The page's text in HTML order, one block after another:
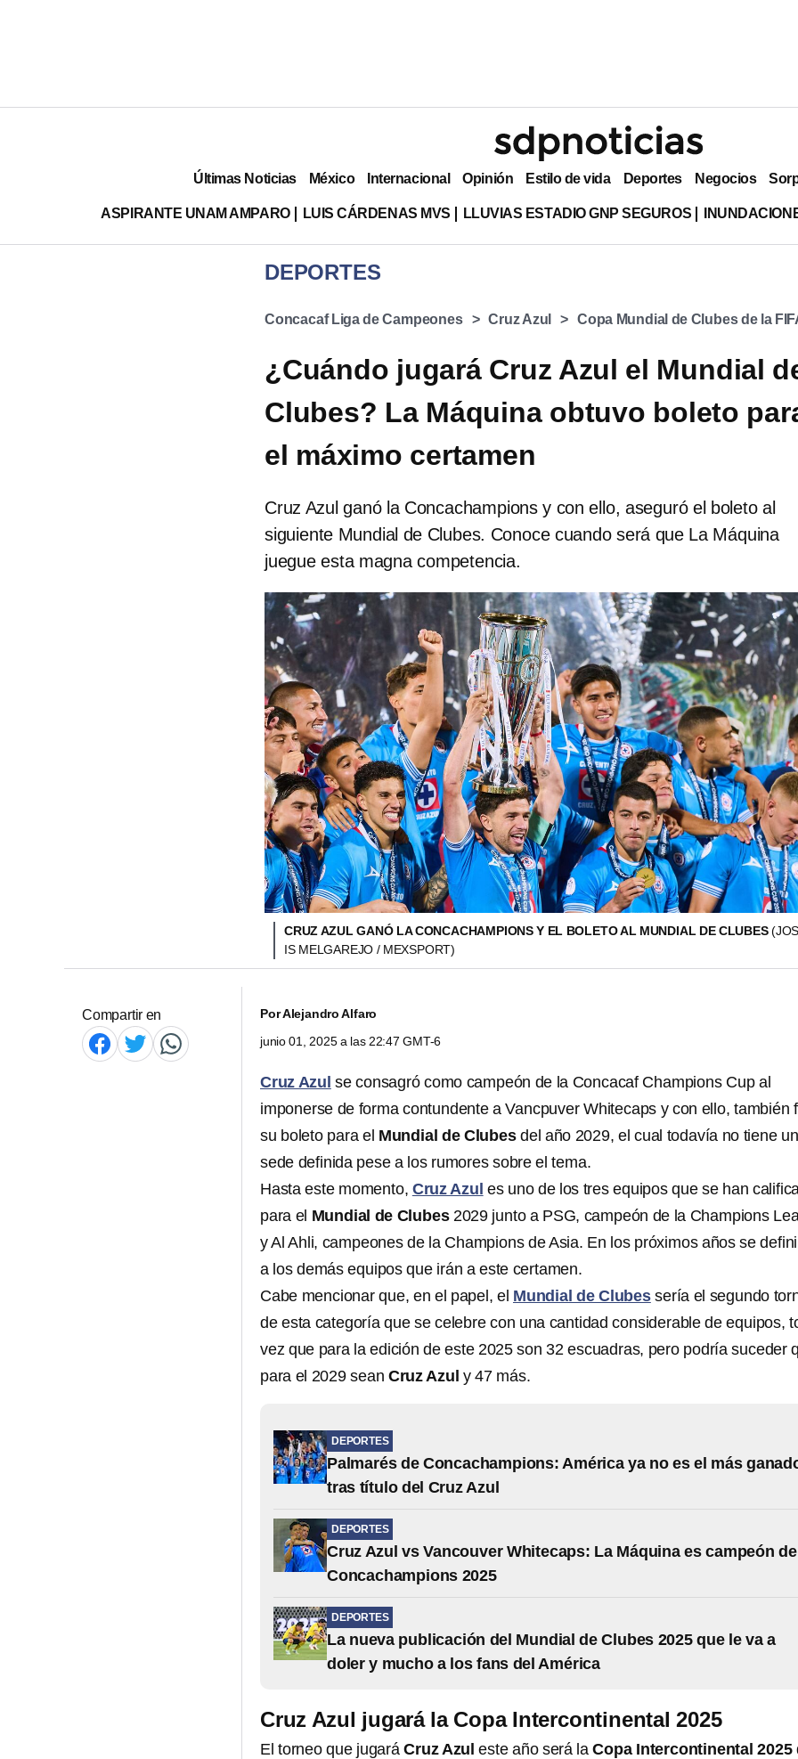
Últimas Noticias México Internacional Opinión Estilo de vida Deportes Negocios
ASPIRANTE UNAM AMPARO LUIS CÁRDENAS MVS LLUVIAS ESTADIO GNP SEGUROS
DEPORTES
Concacaf Liga de Campeones Cruz Azul Copa Mundial de Clubes de la
¿Cuándo jugará Cruz Azul el Mundial
Clubes? La Máquina obtuvo boleto
el máximo certamen
Cruz Azul ganó la Concachampions y con ello, aseguró el boleto al
siguiente Mundial de Clubes. Conoce cuando será que La Máquina
juegue esta magna competencia.
CRUZ AZUL GANÓ LA CONCACHAMPIONS Y EL BOLETO AL MUNDIAL DE CLUBES
IS MELGAREJO / MEXSPORT)
Compartir en PorAlejandro Alfaro
junio 01, 2025 a las 22:47 GMT-6
Cruz Azul se consagró como campeón de la Concacaf Champions Cup al
imponerse de forma contundente a Vancpuver Whitecaps y con ello, también
su boleto para el Mundial de Clubesdel año 2029, el cual todavía no tiene
sede definida pese a los rumores sobre el tema.
Hasta este momento, Cruz Azul es uno de los tres equipos que se han
para el Mundial de Clubes2029 junto a PSG, campeón de la Champions
y Al Ahli, campeones de la Champions de Asia. En los próximos años se
a los demás equipos que irán a este certamen.
Cabe mencionar que, en el papel, el Mundial de Clubes sería el segundo
de esta categoría que se celebre con una cantidad considerable de equipos,
vez que para la edición de este 2025 son 32 escuadras, pero podría suceder
para el 2029 sean Cruz Azuly 47 más.
DEPORTES
Palmarés de Concachampions: América ya no es el más
tras título del Cruz Azul
DEPORTES
Cruz Azul vs Vancouver Whitecaps: La Máquina es campeón
Concachampions 2025
DEPORTES
La nueva publicación del Mundial de Clubes 2025 que le va a
doler y mucho a los fans del América
Cruz Azul jugará la Copa Intercontinental 2025
El torneo que jugaráCruz Azuleste año será laCopa Intercontinental 2025